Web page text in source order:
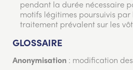
pendant la durée nécessaire
motifs légitimes poursuivis
traitement prévalent sur les
GLOSSAIRE
Anonymisation : modification